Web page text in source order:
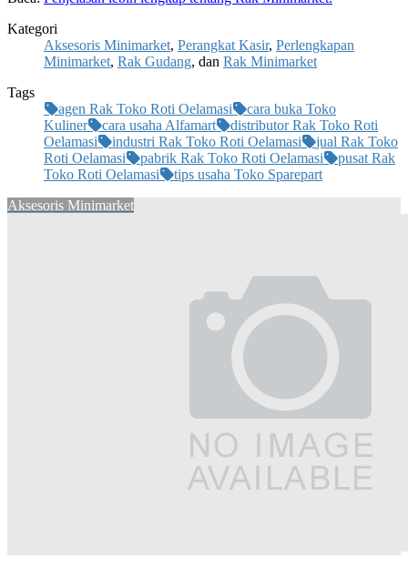
Kategori
Aksesoris Minimarket, Perangkat Kasir, Perlengkapan
Minimarket, Rak Gudang, dan Rak Minimarket
Tags
agen Rak Toko Roti Oelamasi
cara buka Toko
Kuliner
cara usaha Alfamart
distributor Rak Toko Roti
Oelamasi
industri Rak Toko Roti Oelamasi
jual Rak Toko
Roti Oelamasi
pabrik Rak Toko Roti Oelamasi
pusat Rak
Toko Roti Oelamasi
tips usaha Toko Sparepart
Aksesoris Minimarket